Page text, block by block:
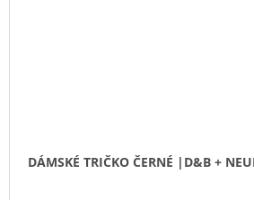
DÁMSKÉ TRIČKO ČERNÉ |D&B +